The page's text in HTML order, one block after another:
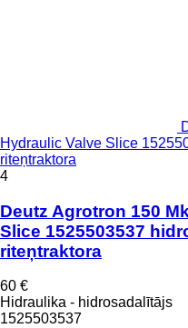
Hydraulic Valve Slice
riteņtraktora
4
Deutz Agrotron 150
Slice 1525503537
riteņtraktora
60 €
Hidraulika - hidrosadalītājs
1525503537